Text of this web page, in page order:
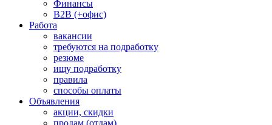
Финансы
B2B (+офис)
Работа
вакансии
требуются на подработку
резюме
ищу подработку
правила
способы оплаты
Объявления
акции, скидки
продам (отдам)